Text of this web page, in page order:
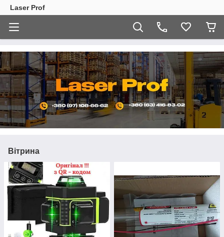
Laser Prof
Вітрина